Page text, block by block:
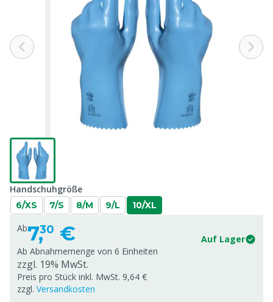
Handschuhgröße
6/XS 7/S 8/M 9/L 10/XL
Ab7,30 €
Auf Lager
Ab Abnahmemenge von 6 Einheiten
zzgl. 19% MwSt.
Preis pro Stück inkl. MwSt. 9,64 €
zzgl. Versandkosten